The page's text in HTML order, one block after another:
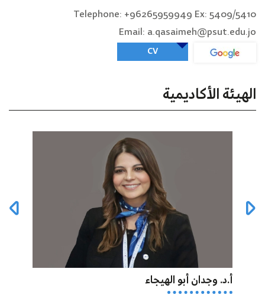
Telephone: +96265959949 Ex: 5409/5410
Email: a.qasaimeh@psut.edu.jo
CV
الهيئة الأكاديمية
أ.د. وجدان أبو الهيجاء